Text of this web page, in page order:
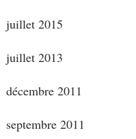
juillet 2015
juillet 2013
décembre 2011
septembre 2011